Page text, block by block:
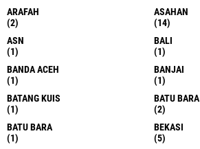
ARAFAH
(2)
ASAHAN
(14)
ASN
(1)
BALI
(1)
BANDA ACEH
(1)
BANJAI
(1)
BATANG KUIS
(1)
BATU BARA
(2)
BATU BARA
(1)
BEKASI
(5)